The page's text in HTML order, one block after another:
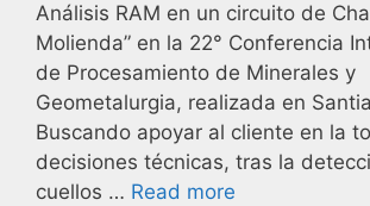
Análisis RAM en un circuito de
Molienda” en la 22° Conferencia
de Procesamiento de Minerales y
Geometalurgia, realizada en
Buscando apoyar al cliente en la
decisiones técnicas, tras la
cuellos … Read more